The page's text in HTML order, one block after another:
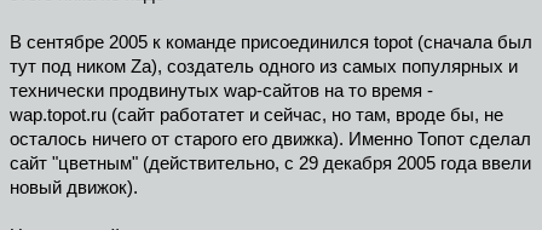
В сентябре 2005 к команде присоединился topot (сначала был
тут под ником Za), создатель одного из самых популярных и
технически продвинутых wap-сайтов на то время -
wap.topot.ru (сайт работатет и сейчас, но там, вроде бы, не
осталось ничего от старого его движка). Именно Топот сделал
сайт "цветным" (действительно, с 29 декабря 2005 года ввели
новый движок).